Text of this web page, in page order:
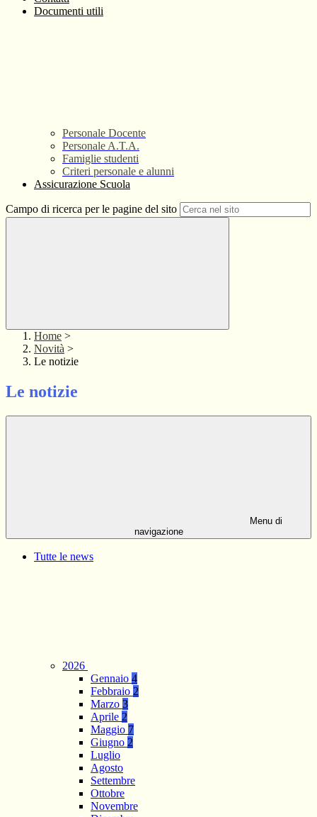
Documenti utili
Personale Docente
Personale A.T.A.
Famiglie studenti
Criteri personale e alunni
Assicurazione Scuola
Campo di ricerca per le pagine del sito
Home >
Novità >
Le notizie
Le notizie
Menu di
navigazione
Tutte le news
2026
Gennaio 4
Febbraio 2
Marzo 3
Aprile 2
Maggio 7
Giugno 2
Luglio
Agosto
Settembre
Ottobre
Novembre